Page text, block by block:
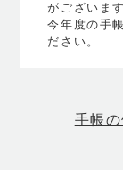
がございます
今年度の手
ださい。
手帳